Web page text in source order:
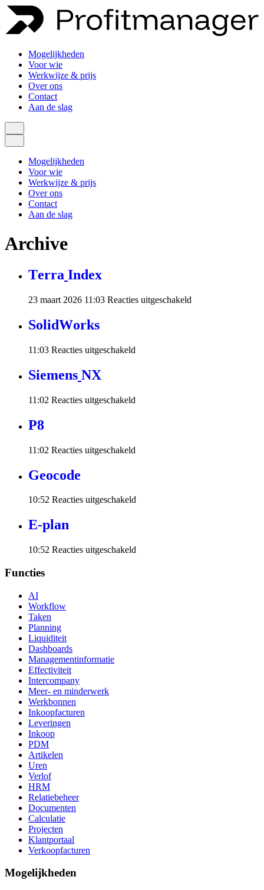
Mogelijkheden
Voor wie
Werkwijze & prijs
Over ons
Contact
Aan de slag
Mogelijkheden
Voor wie
Werkwijze & prijs
Over ons
Contact
Aan de slag
Archive
Terra Index
23 maart 2026 11:03 Reacties uitgeschakeld
SolidWorks
11:03 Reacties uitgeschakeld
Siemens NX
11:02 Reacties uitgeschakeld
P8
11:02 Reacties uitgeschakeld
Geocode
10:52 Reacties uitgeschakeld
E-plan
10:52 Reacties uitgeschakeld
Functies
AI
Workflow
Taken
Planning
Liquiditeit
Dashboards
Managementinformatie
Effectiviteit
Intercompany
Meer- en minderwerk
Werkbonnen
Inkoopfacturen
Leveringen
Inkoop
PDM
Artikelen
Uren
Verlof
HRM
Relatiebeheer
Documenten
Calculatie
Projecten
Klantportaal
Verkoopfacturen
Mogelijkheden